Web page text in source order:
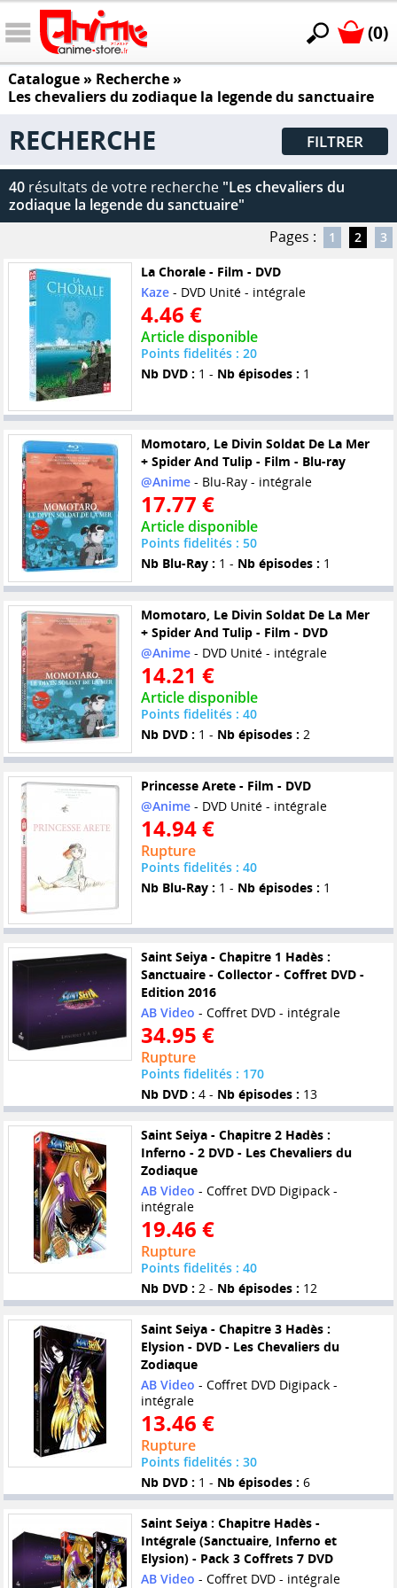
(0)
Catalogue» Recherche »
Les chevaliers du zodiaque la legende du sanctuaire
RECHERCHE FILTRER
40 résultats de votre recherche "Les chevaliers du
zodiaque la legende du sanctuaire"
Pages :
1 2 3
La Chorale - Film - DVD
Kaze- DVD Unité - intégrale
4.46 €
Article disponible
Points fidelités : 20
Nb DVD : 1 - Nb épisodes : 1
Momotaro, Le Divin Soldat De La Mer
+ Spider And Tulip - Film - Blu-ray
@Anime- Blu-Ray - intégrale
17.77 €
Article disponible
Points fidelités : 50
Nb Blu-Ray : 1 - Nb épisodes : 1
Momotaro, Le Divin Soldat De La Mer
+ Spider And Tulip - Film - DVD
@Anime- DVD Unité - intégrale
14.21 €
Article disponible
Points fidelités : 40
Nb DVD : 1 - Nb épisodes : 2
Princesse Arete - Film - DVD
@Anime- DVD Unité - intégrale
14.94 €
Rupture
Points fidelités : 40
Nb Blu-Ray : 1 - Nb épisodes : 1
Saint Seiya - Chapitre 1 Hadès :
Sanctuaire - Collector - Coffret DVD -
Edition 2016
AB Video - Coffret DVD - intégrale
34.95 €
Rupture
Points fidelités : 170
Nb DVD : 4 - Nb épisodes : 13
Saint Seiya - Chapitre 2 Hadès :
Inferno - 2 DVD - Les Chevaliers du
Zodiaque
AB Video - Coffret DVD Digipack -
intégrale
19.46 €
Rupture
Points fidelités : 40
Nb DVD : 2 - Nb épisodes : 12
Saint Seiya - Chapitre 3 Hadès :
Elysion - DVD - Les Chevaliers du
Zodiaque
AB Video - Coffret DVD Digipack -
intégrale
13.46 €
Rupture
Points fidelités : 30
Nb DVD : 1 - Nb épisodes : 6
Saint Seiya : Chapitre Hadès -
Intégrale (Sanctuaire, Inferno et
Elysion) - Pack 3 Coffrets 7 DVD
AB Video - Coffret DVD - intégrale